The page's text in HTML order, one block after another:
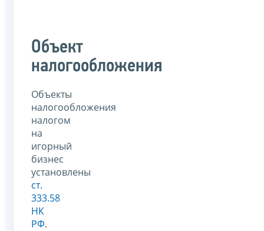
Объект
налогообложения
Объекты
налогообложения
налогом
на
игорный
бизнес
установлены
ст.
333.58
НК
РФ.